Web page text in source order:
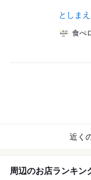
としま
食べ
近く
周辺のお店ランキン